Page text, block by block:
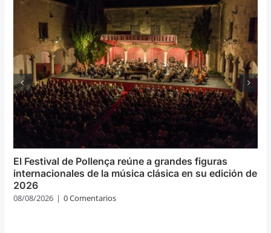
El Festival de Pollença reúne a grandes figuras
internacionales de la música clásica en su edición de
2026
08/08/2026 | 0 Comentarios